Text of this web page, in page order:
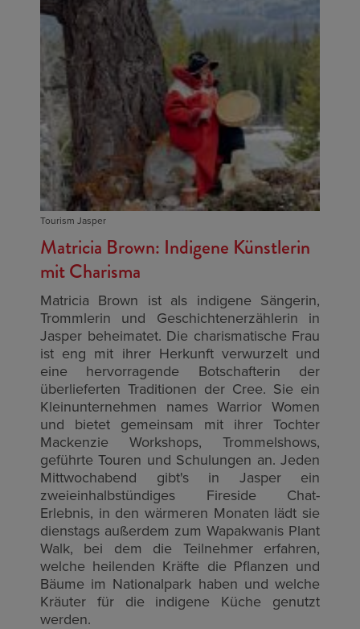
Tourism Jasper
Matricia Brown: Indigene Künstlerin
mit Charisma
Matricia Brown ist als indigene Sängerin,
Trommlerin und Geschichtenerzählerin in
Jasper beheimatet. Die charismatische Frau
ist eng mit ihrer Herkunft verwurzelt und
eine hervorragende Botschafterin der
überlieferten Traditionen der Cree. Sie ein
Kleinunternehmen names Warrior Women
und bietet gemeinsam mit ihrer Tochter
Mackenzie Workshops, Trommelshows,
geführte Touren und Schulungen an. Jeden
Mittwochabend gibt's in Jasper ein
zweieinhalbstündiges Fireside Chat-
Erlebnis, in den wärmeren Monaten lädt sie
dienstags außerdem zum Wapakwanis Plant
Walk, bei dem die Teilnehmer erfahren,
welche heilenden Kräfte die Pflanzen und
Bäume im Nationalpark haben und welche
Kräuter für die indigene Küche genutzt
werden.